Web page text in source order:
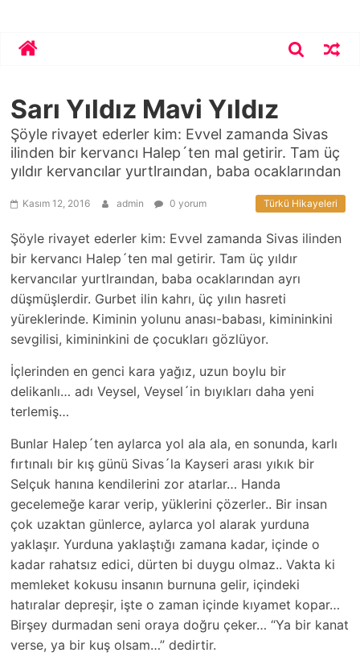
contentBekirhoca.com
Sarı Yıldız Mavi Yıldız
Şöyle rivayet ederler kim: Evvel zamanda Sivas
ilinden bir kervancı Halep´ten mal getirir. Tam üç
yıldır kervancılar yurtlraından, baba ocaklarından
Türkü Hikayeleri
Kasım 12, 2016 admin 0 yorum
Şöyle rivayet ederler kim: Evvel zamanda Sivas ilinden
bir kervancı Halep´ten mal getirir. Tam üç yıldır
kervancılar yurtlraından, baba ocaklarından ayrı
düşmüşlerdir. Gurbet ilin kahrı, üç yılın hasreti
yüreklerinde. Kiminin yolunu anası-babası, kimininkini
sevgilisi, kimininkini de çocukları gözlüyor.
İçlerinden en genci kara yağız, uzun boylu bir
delikanlı… adı Veysel, Veysel´in bıyıkları daha yeni
terlemiş…
Bunlar Halep´ten aylarca yol ala ala, en sonunda, karlı
fırtınalı bir kış günü Sivas´la Kayseri arası yıkık bir
Selçuk hanına kendilerini zor atarlar… Handa
gecelemeğe karar verip, yüklerini çözerler.. Bir insan
çok uzaktan günlerce, aylarca yol alarak yurduna
yaklaşır. Yurduna yaklaştığı zamana kadar, içinde o
kadar rahatsız edici, dürten bi duygu olmaz.. Vakta ki
memleket kokusu insanın burnuna gelir, içindeki
hatıralar depreşir, işte o zaman içinde kıyamet kopar…
Birşey durmadan seni oraya doğru çeker… “Ya bir kanat
verse, ya bir kuş olsam…” dedirtir.